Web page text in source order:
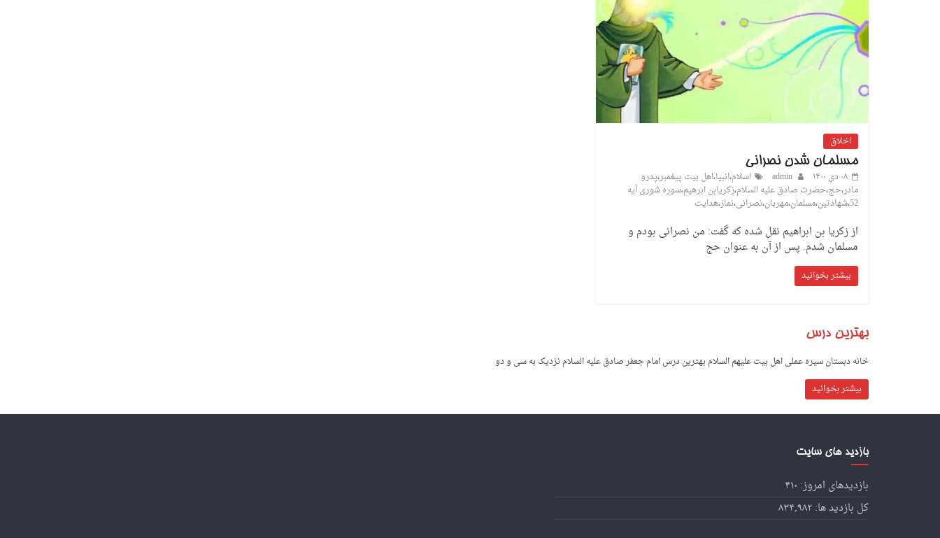
اخلاق
مسلمان شدن نصرانی
۰۸ دی ۱۴۰۰
admin اسلام،انبیا،اهل بیت پیغمبر،پدرو
مادر،حج،حضرت صادق علیه السلام،زکریابن ابرهیم،سوره شوری آیه
52،شهادتین،مسلمان،مهربان،نصرانی،نماز،هدایت
از زکریا بن ابراهیم نقل شده که گفت: من نصرانی بودم و
مسلمان شدم. پس از آن به عنوان حج
بیشتر بخوانید
بهترین درس
خانه دبستان سیره عملی اهل بیت علیهم السلام بهترین درس امام جعفر صادق علیه السلام نزدیک به سی و دو
بیشتر بخوانید
بازدید های سایت
بازدیدهای امروز: ۴۱۰
کل بازدید ها:۸۳۴,۹۸۲